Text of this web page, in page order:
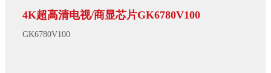
4K超高清电视/商显芯片GK6780V100
GK6780V100